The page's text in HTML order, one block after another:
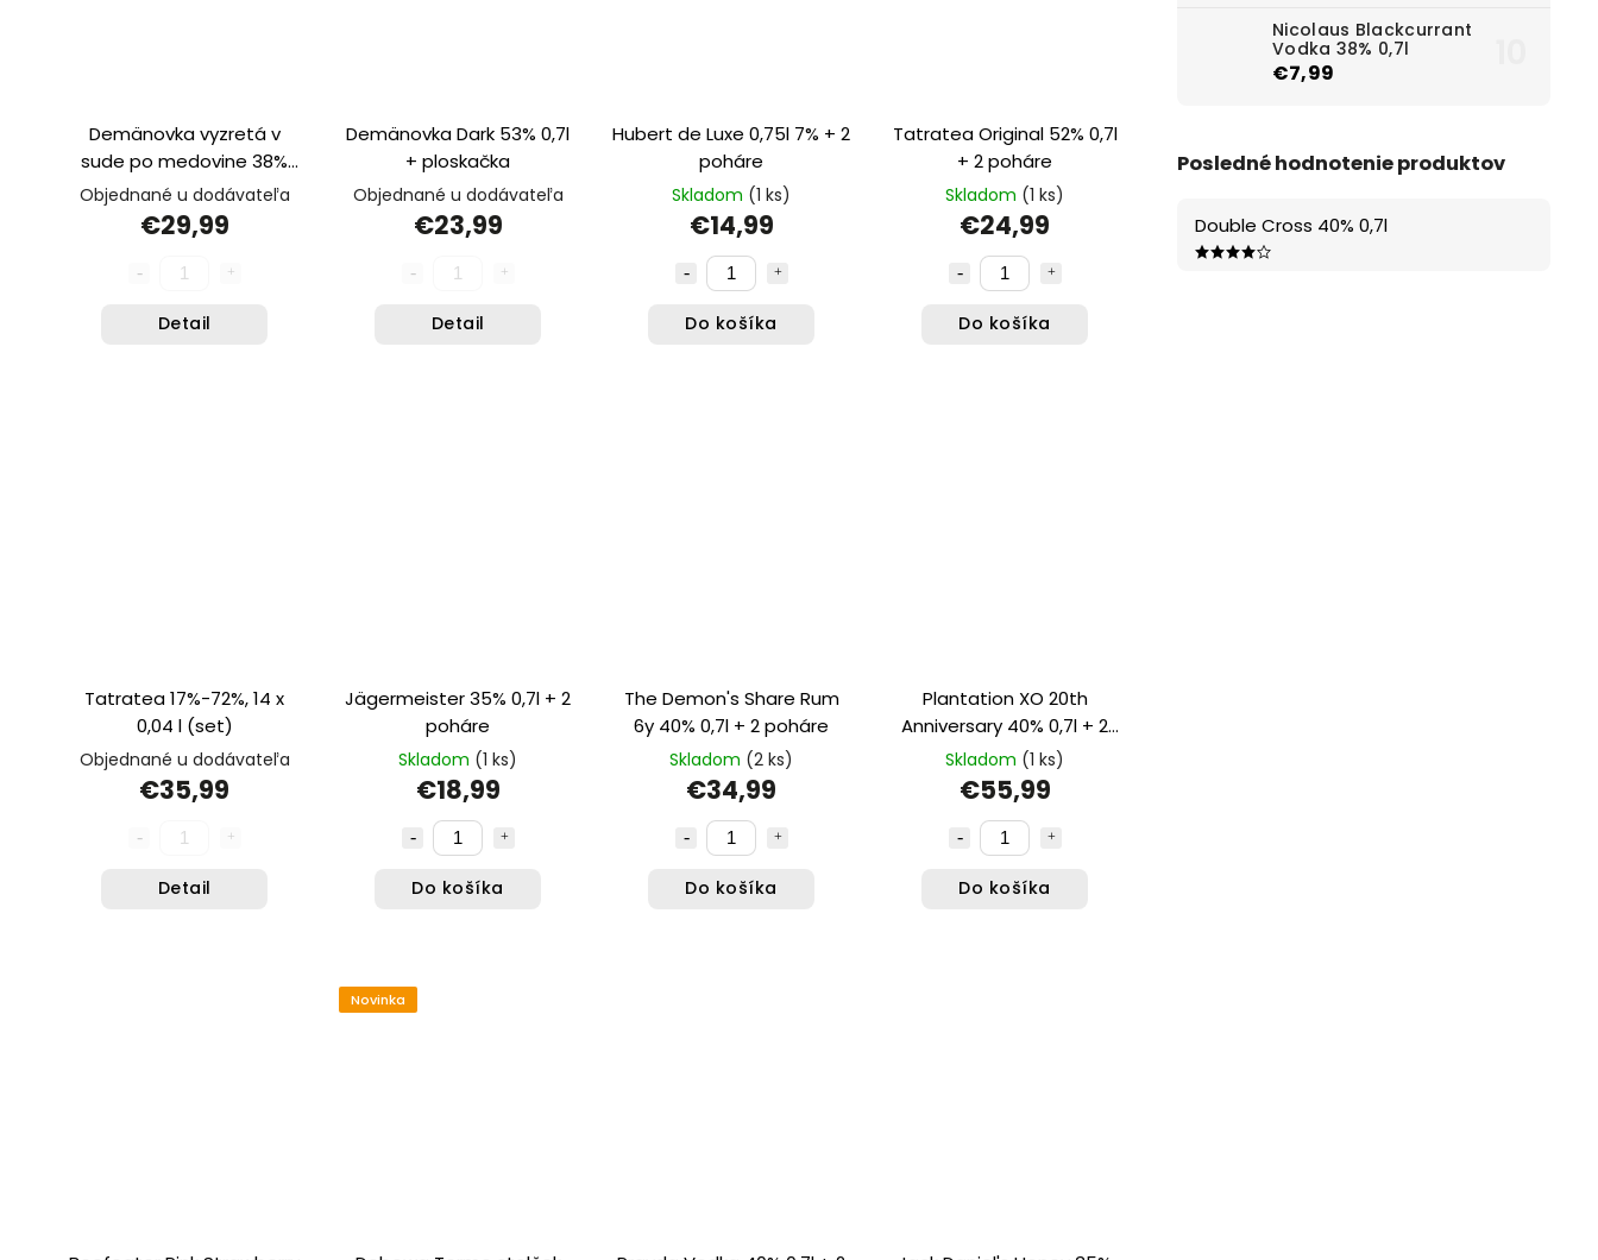
Nicolaus Blackcurrant
Vodka 38% 0,7l
€7,99
Posledné hodnotenie produktov
Double Cross 40% 0,7l
Demänovka vyzretá v
sude po medovine 38%
0,5l v kartóniku
Objednané u dodávateľa
€29,99
Detail
Demänovka Dark 53% 0,7l
+ ploskačka
Objednané u dodávateľa
€23,99
Detail
Hubert de Luxe 0,75l 7% + 2
poháre
Skladom (1 ks)
€14,99
Do košíka
Tatratea Original 52% 0,7l
+ 2 poháre
Skladom (1 ks)
€24,99
Do košíka
Tatratea 17%-72%, 14 x
0,04 l (set)
Objednané u dodávateľa
€35,99
Detail
Jägermeister 35% 0,7l + 2
poháre
Skladom (1 ks)
€18,99
Do košíka
The Demon's Share Rum
6y 40% 0,7l + 2 poháre
Skladom (2 ks)
€34,99
Do košíka
Plantation XO 20th
Anniversary 40% 0,7l + 2
poháre
Skladom (1 ks)
€55,99
Do košíka
Novinka